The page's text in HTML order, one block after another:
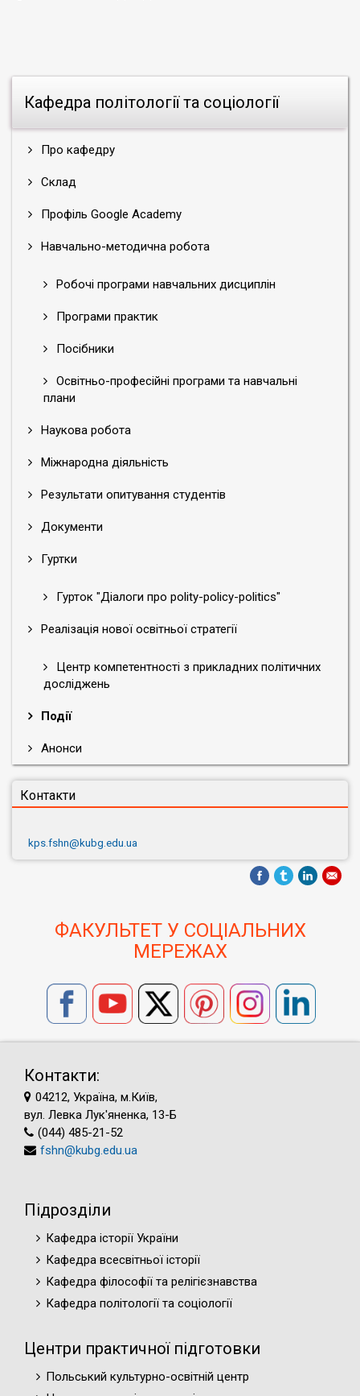
Кафедра політології та соціології
Про кафедру
Склад
Профіль Google Academy
Навчально-методична робота
Робочі програми навчальних дисциплін
Програми практик
Посібники
Освітньо-професійні програми та навчальні
плани
Наукова робота
Міжнародна діяльність
Результати опитування студентів
Документи
Гуртки
Гурток "Діалоги про polity-policy-politics"
Реалізація нової освітньої стратегії
Центр компетентності з прикладних політичних
досліджень
Події
Анонси
Контакти
kps.fshn@kubg.edu.ua
ФАКУЛЬТЕТ У СОЦІАЛЬНИХ
МЕРЕЖАХ
Контакти:
04212, Україна, м.Київ,
вул. Левка Лук'яненка, 13-Б
(044) 485-21-52
fshn@kubg.edu.ua
Підрозділи
Кафедра історії України
Кафедра всесвітньої історії
Кафедра філософії та релігієзнавства
Кафедра політології та соціології
Центри практичної підготовки
Польський культурно-освітній центр